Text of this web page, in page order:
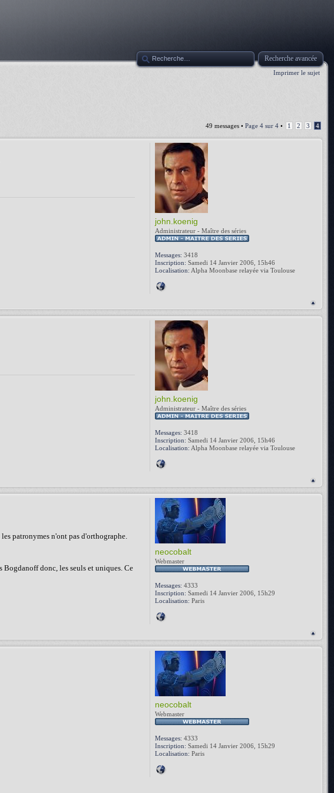
Recherche avancée
Imprimer le sujet
49 messages • Page 4 sur 4 • 1 2 3 4
john.koenig
Administrateur - Maître des séries
Messages: 3418
Inscription: Samedi 14 Janvier 2006, 15h46
Localisation: Alpha Moonbase relayée via Toulouse
john.koenig
Administrateur - Maître des séries
Messages: 3418
Inscription: Samedi 14 Janvier 2006, 15h46
Localisation: Alpha Moonbase relayée via Toulouse
patronymes n'ont pas d'orthographe.
donc, les seuls et uniques. Ce
neocobalt
Webmaster
Messages: 4333
Inscription: Samedi 14 Janvier 2006, 15h29
Localisation: Paris
neocobalt
Webmaster
Messages: 4333
Inscription: Samedi 14 Janvier 2006, 15h29
Localisation: Paris